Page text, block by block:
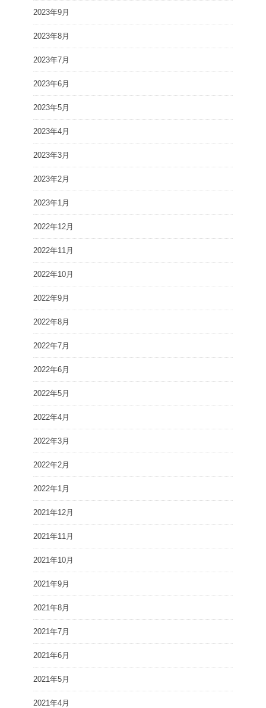
2023年9月
2023年8月
2023年7月
2023年6月
2023年5月
2023年4月
2023年3月
2023年2月
2023年1月
2022年12月
2022年11月
2022年10月
2022年9月
2022年8月
2022年7月
2022年6月
2022年5月
2022年4月
2022年3月
2022年2月
2022年1月
2021年12月
2021年11月
2021年10月
2021年9月
2021年8月
2021年7月
2021年6月
2021年5月
2021年4月